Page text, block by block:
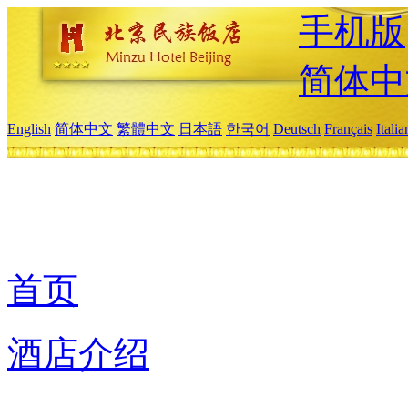
手机版
简体
English 简体中文 繁體中文 日本語 한국어 Deutsch Français
首页
酒店介绍